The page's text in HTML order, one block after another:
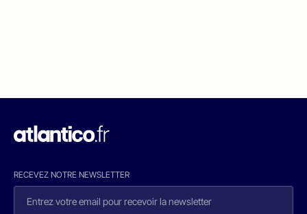
RECEVEZ NOTRE NEWSLETTER